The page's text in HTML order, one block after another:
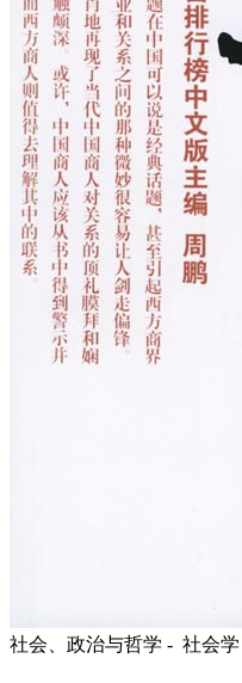
社会、政治与哲学 - 社会学